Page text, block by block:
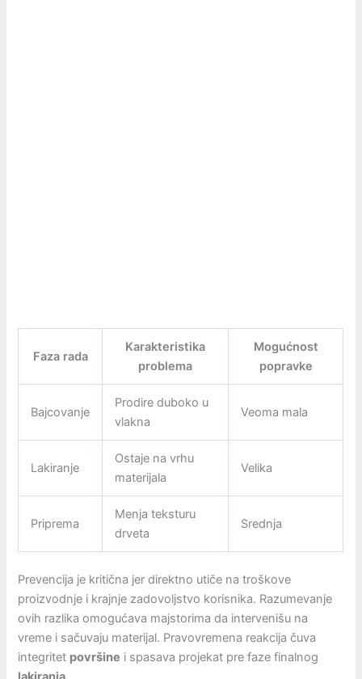
Faza rada
Karakteristika
problema
Mogućnost
popravke
Bajcovanje
Prodire duboko u
vlakna
Veoma mala
Lakiranje
Ostaje na vrhu
materijala
Velika
Priprema
Menja teksturu
drveta
Srednja
Prevencija je kritična jer direktno utiče na troškove
proizvodnje i krajnje zadovoljstvo korisnika. Razumevanje
ovih razlika omogućava majstorima da intervenišu na
vreme i sačuvaju materijal. Pravovremena reakcija čuva
integritet površine i spasava projekat pre faze finalnog